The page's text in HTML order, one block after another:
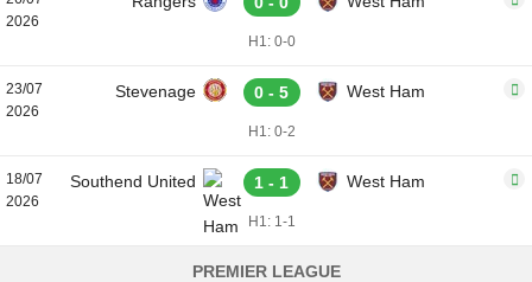
2026
H1: 0-0
23/07
2026
Stevenage 0 - 5 West Ham
H1: 0-2
18/07
2026
Southend United 1 - 1 West Ham
H1: 1-1
PREMIER LEAGUE